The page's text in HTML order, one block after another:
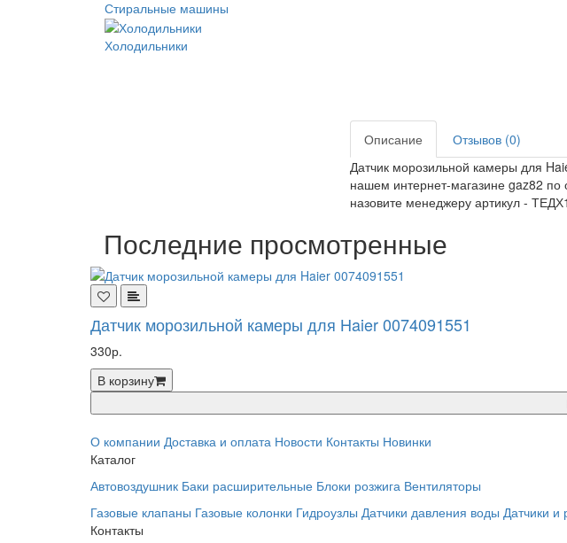
Стиральные машины
Холодильники
Описание
Отзывов (0)
Датчик морозильной камеры для
нашем интернет-магазине gaz82 по
назовите менеджеру артикул -
Последние просмотренные
Датчик морозильной камеры для Haier 0074091551
330р.
В корзину
О компании Доставка и оплата Новости Контакты Новинки
Каталог
Автовоздушник Баки расширительные Блоки розжига Вентиляторы
Газовые клапаны Газовые колонки Гидроузлы Датчики давления воды Датчики и
Контакты